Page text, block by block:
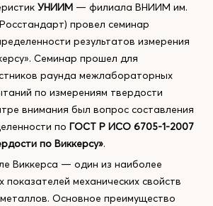
УНИИМ — филиала ВНИИМ им.
провел семинар
результатов измерения
Семинар прошел для
раунда межлабораторных
по измерениям твердости
внимания был вопрос составления
по ГОСТ Р ИСО 6705-1-2007
по Виккерсу».
Виккерса — один из наиболее
механических свойств
Основное преимущество